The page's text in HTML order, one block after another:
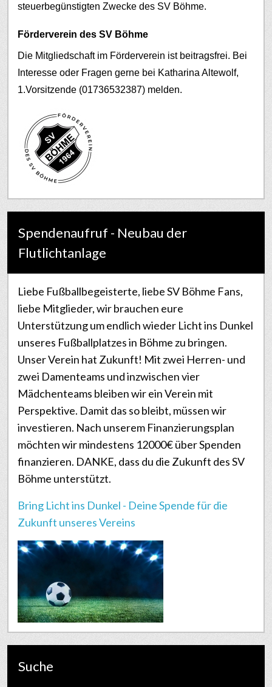
steuerbegünstigten Zwecke des SV Böhme.
Förderverein des SV Böhme
Die Mitgliedschaft im Förderverein ist beitragsfrei. Bei
Interesse oder Fragen gerne bei Katharina Altewolf,
1.Vorsitzende (01736532387) melden.
Spendenaufruf - Neubau der
Flutlichtanlage
Liebe Fußballbegeisterte, liebe SV Böhme Fans,
liebe Mitglieder, wir brauchen eure
Unterstützung um endlich wieder Licht ins Dunkel
unseres Fußballplatzes in Böhme zu bringen.
Unser Verein hat Zukunft! Mit zwei Herren- und
zwei Damenteams und inzwischen vier
Mädchenteams bleiben wir ein Verein mit
Perspektive. Damit das so bleibt, müssen wir
investieren. Nach unserem Finanzierungsplan
möchten wir mindestens 12000€ über Spenden
finanzieren. DANKE, dass du die Zukunft des SV
Böhme unterstützt.
Bring Licht ins Dunkel - Deine Spende für die
Zukunft unseres Vereins
Suche